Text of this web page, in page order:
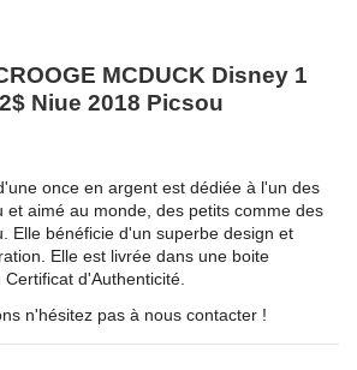
MCDUCK Disney 1
Niue 2018 Picsou
once en argent est dédiée à l'un des
et aimé au monde, des petits comme des
Elle bénéficie d'un superbe design et
Elle est livrée dans une boite
d'Authenticité.
n'hésitez pas à nous contacter !